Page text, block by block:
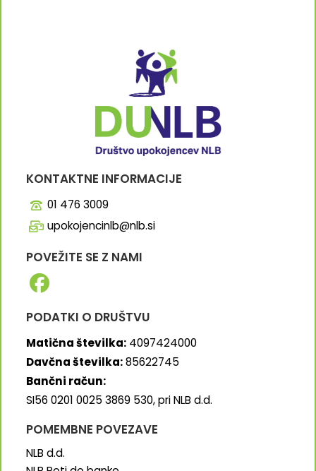
KONTAKTNE INFORMACIJE
01 476 3009
upokojencinlb@nlb.si
POVEŽITE SE Z NAMI
PODATKI O DRUŠTVU
Matična številka:4097424000
Davčna številka:85622745
Bančni račun:
SI56 0201 0025 3869 530, pri NLB d.d.
POMEMBNE POVEZAVE
NLB d.d.